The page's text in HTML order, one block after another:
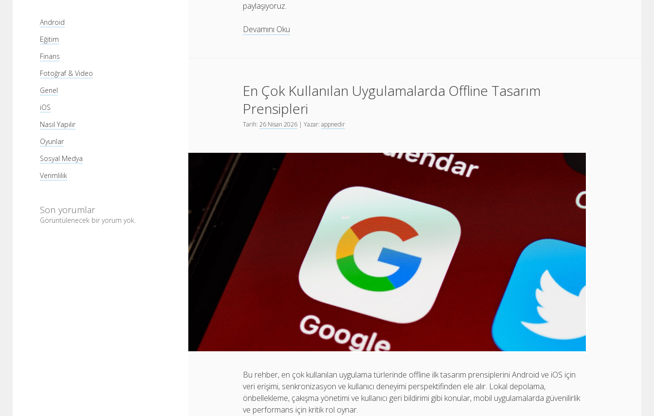
Android
Eğitim
Finans
Fotoğraf & Video
Genel
iOS
Nasıl Yapılır
Oyunlar
Sosyal Medya
Verimlilik
Son yorumlar
Görüntülenecek bir yorum yok.
paylaşıyoruz.
Devamını Oku
Uygulama
UX
Kalıpları
En Çok Kullanılan Uygulamalarda Offline Tasarım
Prensipleri
Tarih:26 Nisan 2026 | Yazar:appnedir
Bu rehber, en çok kullanılan uygulama türlerinde offline ilk tasarım prensiplerini Android ve iOS için
veri erişimi, senkronizasyon ve kullanıcı deneyimi perspektifinden ele alır. Lokal depolama,
önbellekleme, çakışma yönetimi ve kullanıcı geri bildirimi gibi konular, mobil uygulamalarda güvenilirlik
ve performans için kritik rol oynar.